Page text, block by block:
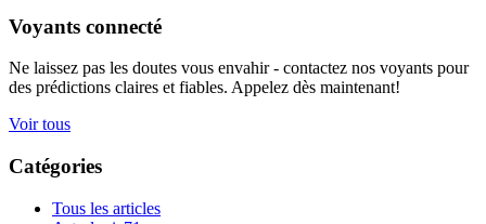
Voyants connecté
Ne laissez pas les doutes vous envahir - contactez nos voyants pour
des prédictions claires et fiables. Appelez dès maintenant!
Voir tous
Catégories
Tous les articles